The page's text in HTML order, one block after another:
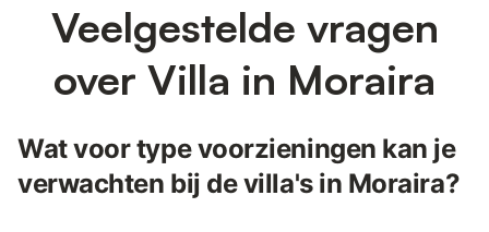
Veelgestelde vragen
over Villa in Moraira
Wat voor type voorzieningen kan je
verwachten bij de villa's in Moraira?